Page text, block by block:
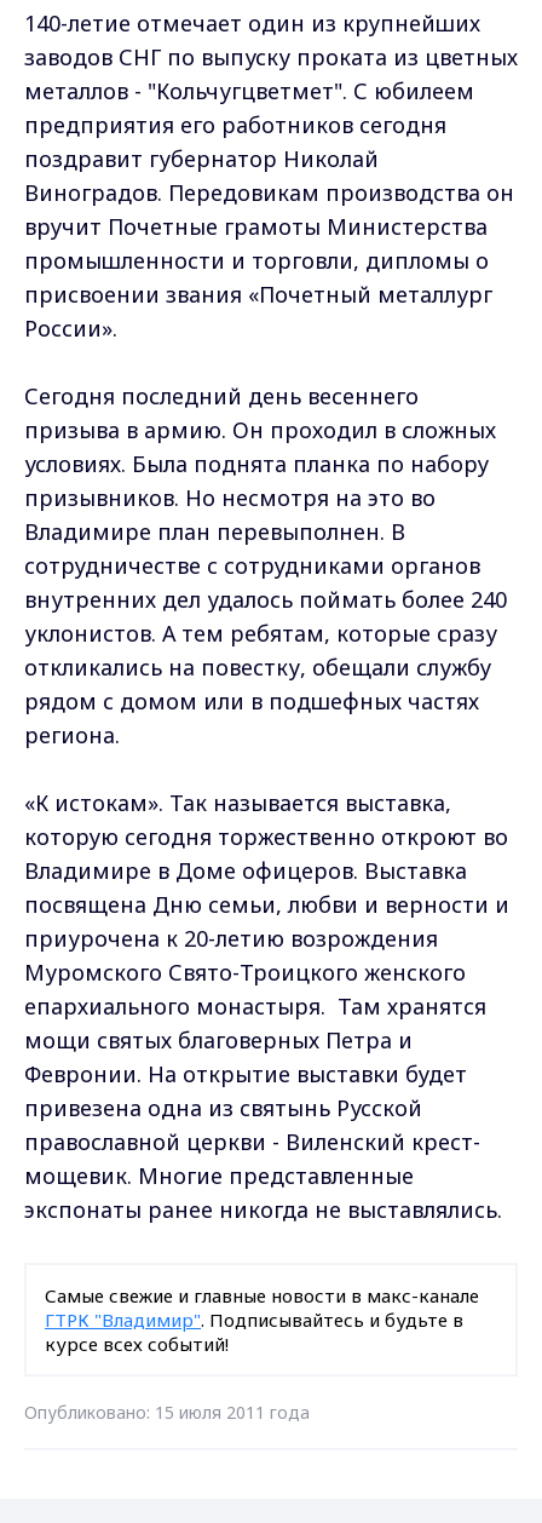
140-летие отмечает один из крупнейших
заводов СНГ по выпуску проката из цветных
металлов - "Кольчугцветмет". С юбилеем
предприятия его работников сегодня
поздравит губернатор Николай
Виноградов. Передовикам производства он
вручит Почетные грамоты Министерства
промышленности и торговли, дипломы о
присвоении звания «Почетный металлург
России».
Сегодня последний день весеннего
призыва в армию. Он проходил в сложных
условиях. Была поднята планка по набору
призывников. Но несмотря на это во
Владимире план перевыполнен. В
сотрудничестве с сотрудниками органов
внутренних дел удалось поймать более 240
уклонистов. А тем ребятам, которые сразу
откликались на повестку, обещали службу
рядом с домом или в подшефных частях
региона.
«К истокам». Так называется выставка,
которую сегодня торжественно откроют во
Владимире в Доме офицеров. Выставка
посвящена Дню семьи, любви и верности и
приурочена к 20-летию возрождения
Муромского Свято-Троицкого женского
епархиального монастыря. Там хранятся
мощи святых благоверных Петра и
Февронии. На открытие выставки будет
привезена одна из святынь Русской
православной церкви - Виленский крест-
мощевик. Многие представленные
экспонаты ранее никогда не выставлялись.
Самые свежие и главные новости в макс-канале
ГТРК "Владимир". Подписывайтесь и будьте в
курсе всех событий!
Опубликовано: 15 июля 2011 года